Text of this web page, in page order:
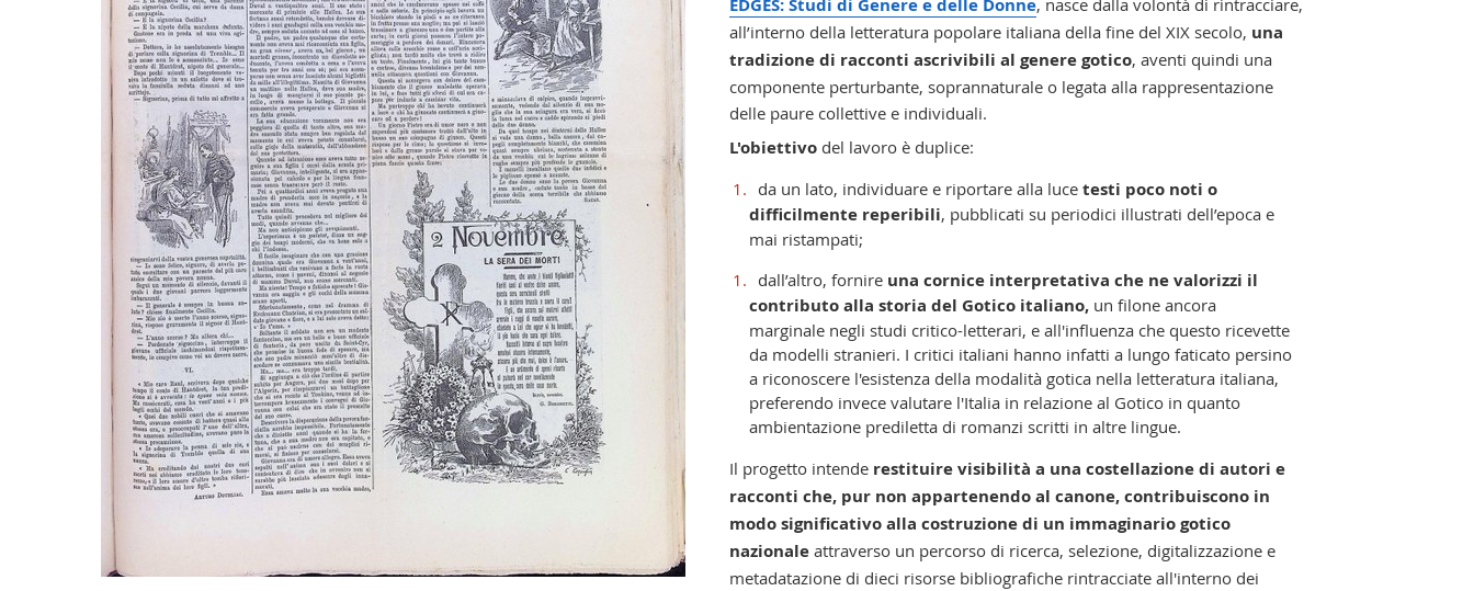
EDGES: Studi di Genere e delle Donne
all’interno della letteratura popolare italiana della fine del XIX secolo, una
tradizione di racconti ascrivibili al genere gotico, aventi quindi una
componente perturbante, soprannaturale o legata alla rappresentazione
delle paure collettive e individuali.
L'obiettivodel lavoro è duplice:
da un lato, individuare e riportare alla luce testi poco noti o
difficilmente reperibili, pubblicati su periodici illustrati dell’epoca e
mai ristampati;
dall’altro, fornire una cornice interpretativa che ne valorizzi il
contributo alla storia del Gotico italiano,un filone ancora
marginale negli studi critico-letterari, e all'influenza che questo ricevette
da modelli stranieri. I critici italiani hanno infatti a lungo faticato persino
a riconoscere l'esistenza della modalità gotica nella letteratura italiana,
preferendo invece valutare l'Italia in relazione al Gotico in quanto
ambientazione prediletta di romanzi scritti in altre lingue.
Il progetto intende restituire visibilità a una costellazione di autori e
racconti che, pur non appartenendo al canone, contribuiscono in
modo significativo alla costruzione di un immaginario gotico
nazionale attraverso un percorso di ricerca, selezione, digitalizzazione e
metadatazione di dieci risorse bibliografiche rintracciate all'interno dei